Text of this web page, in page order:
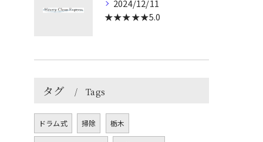
2024/12/11
★★★★★5.0
タグ Tags
ドラム式 掃除 栃木